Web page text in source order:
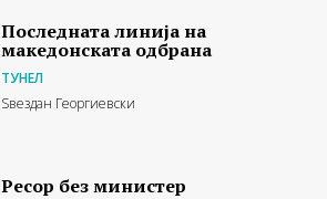
Последната линија на
македонската одбрана
ТУНЕЛ
Ѕвездан Георгиевски
Ресор без министер